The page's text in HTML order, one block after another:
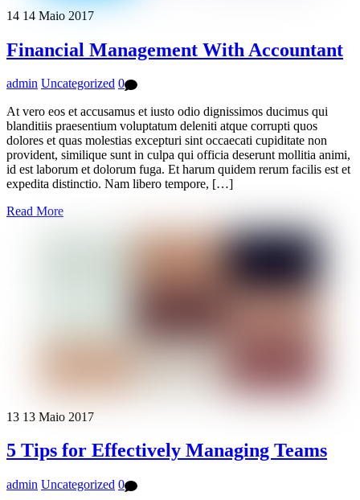
14 14 Maio 2017
Financial Management With Accountant
admin Uncategorized 0
At vero eos et accusamus et iusto odio dignissimos ducimus qui
blanditiis praesentium voluptatum deleniti atque corrupti quos
dolores et quas molestias excepturi sint occaecati cupiditate non
provident, similique sunt in culpa qui officia deserunt mollitia animi,
id est laborum et dolorum fuga. Et harum quidem rerum facilis est et
expedita distinctio. Nam libero tempore, […]
Read More
13 13 Maio 2017
5 Tips for Effectively Managing Teams
admin Uncategorized 0